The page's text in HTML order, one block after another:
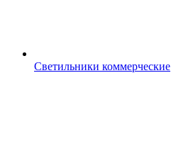
Светильники коммерческие